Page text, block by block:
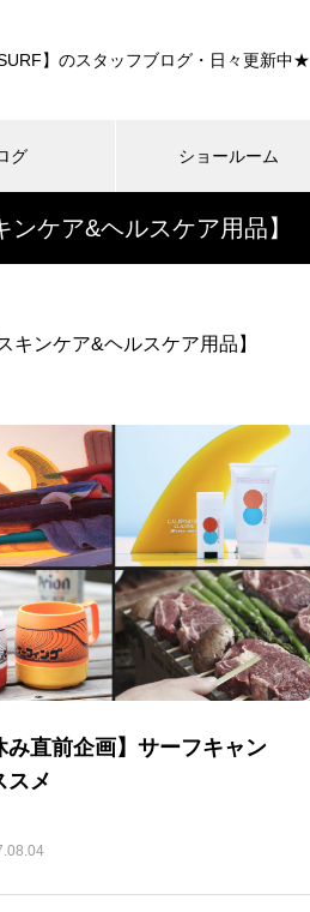
】のスタッフブログ・日々更新中★
グ ショールーム
ンケア&ヘルスケア用品】
スキンケア&ヘルスケア用品】
み直前企画】サーフキャン
スメ